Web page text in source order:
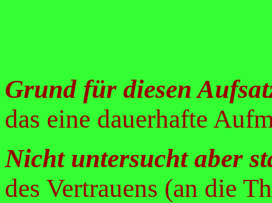
Grund für diesen
das eine dauerhafte
Nicht untersucht aber
des Vertrauens (an die